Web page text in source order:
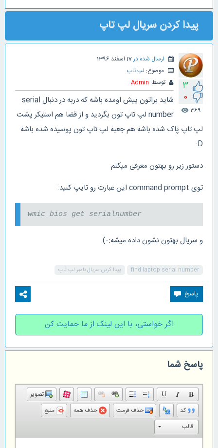
پیدا کردن سریال لپ تاپ
3
0
369
visibility
ارسال شده در17 اسفند 1396
موضوع: لپ تاپ
توسط: Admin
شاید براتون پیش اومده باشه که دربه در دنبال serial
number لپ تاپ تون بگردید و از قضا هم استیکر پشت
لپ تاپ پاک شده باشه هم جعبه لپ تاپ تون پوسیده شده باشه
D:
دستور زیر رو بهتون معرفی میکنم
توی command prompt این عبارت رو تایپ کنید:
wmic bios get serialnumber
و سریال بهتون نشون داده میشه:-)
find laptop serial number پیدا کردن سریال نامبر لپ تاپ
اگر خواستی، با این لینک از ما حمایت کن
پاسخ شما
تصویر
کد
حذف فرمت حذف همه
منبع
قالب